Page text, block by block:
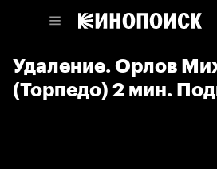
Удаление. Орлов
(Торпедо) 2 мин.